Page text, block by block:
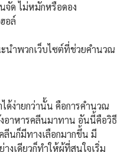
จัด ไม่หมักหรือดอง
อล์
ำพวกเว็บไซต์ที่ช่วยคำนวณ
ง่ายกว่านั้น คือการคำนวณ
อาหารคลีนมาทาน อันนี้คือวิธี
ลีนก็มีทางเลือกมากขึ้น มี
งเดียวก็ทำให้ผู้ที่สนใจเริ่ม